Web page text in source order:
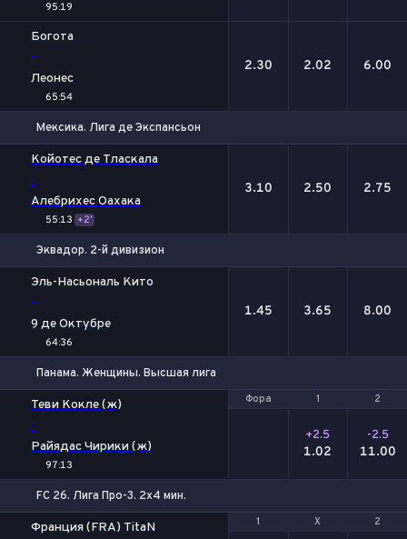
95:19
Богота
-
Леонес
65:54
2.30 2.02 6.00
Мексика. Лига де Экспансьон
Койотес де Тласкала
-
Алебрихес Оахака
55:13 +2'
3.10 2.50 2.75
Эквадор. 2-й дивизион
Эль-Насьональ Кито
-
9 де Октубре
64:36
1.45 3.65 8.00
Панама. Женщины. Высшая лига
Фора 1 2
Теви Кокле (ж)
-
Райядас Чирики (ж)
97:13
Фора 1 2
+2.5
1.02
-2.5
11.00
FC 26. Лига Про-3. 2x4 мин.
1 Х 2
Франция (FRA) TitaN 1 Х 2